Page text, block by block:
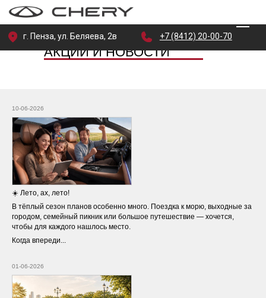
г. Пенза, ул. Беляева, 2в +7 (8412) 20-00-70
АКЦИИ И НОВОСТИ
10-06-2026
☀️ Лето, ах, лето!
В тёплый сезон планов особенно много. Поездка к морю, выходные за
городом, семейный пикник или большое путешествие — хочется,
чтобы для каждого нашлось место.
Когда впереди...
01-06-2026